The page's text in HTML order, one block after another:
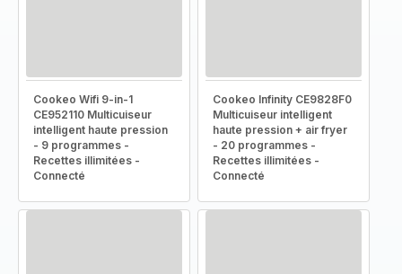
Cookeo Wifi 9-in-1
CE952110 Multicuiseur
intelligent haute pression
- 9 programmes -
Recettes illimitées -
Connecté
Cookeo Infinity CE9828F0
Multicuiseur intelligent
haute pression + air fryer
- 20 programmes -
Recettes illimitées -
Connecté